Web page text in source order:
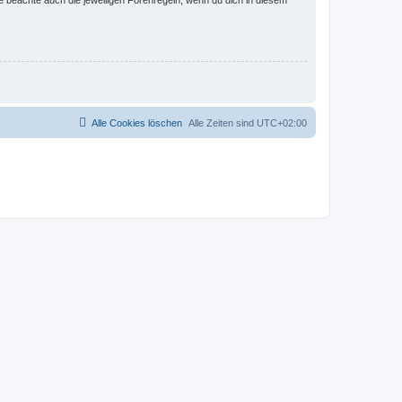
Alle Zeiten sind UTC+02:00
Alle Cookies löschen